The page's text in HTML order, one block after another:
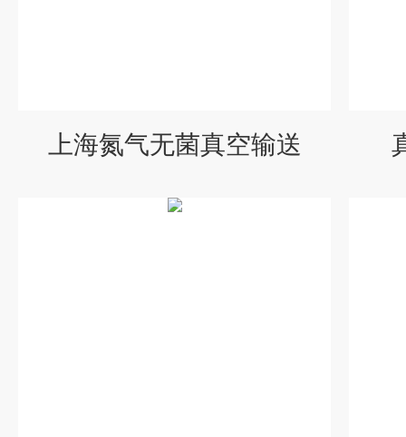
上海氮气无菌真空输送